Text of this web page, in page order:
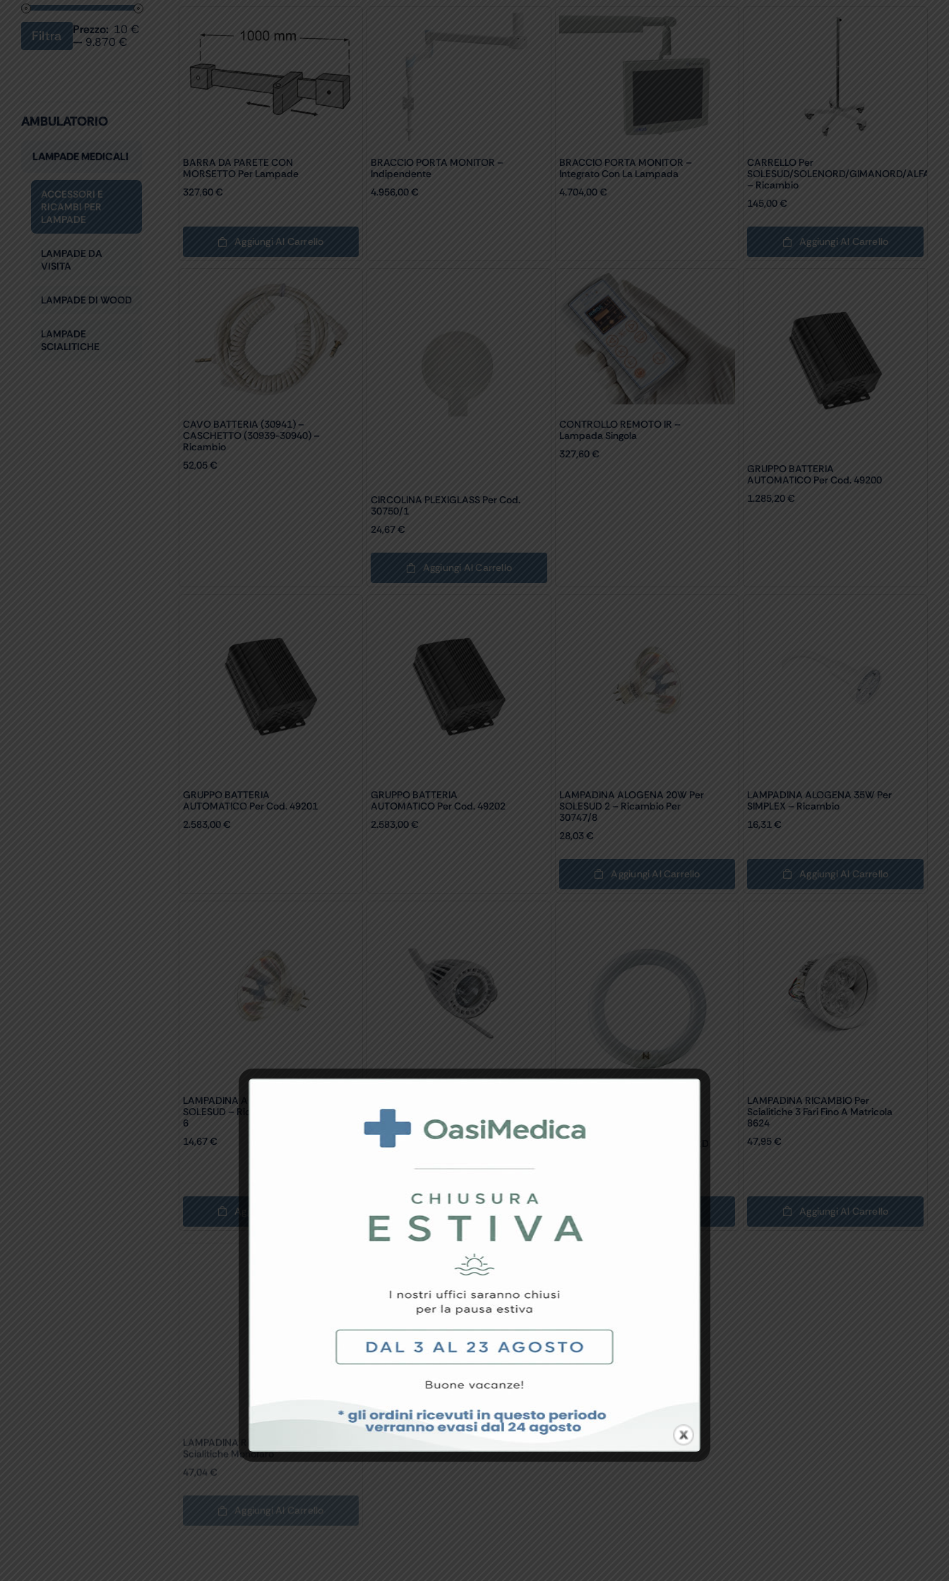
Prezzo
Min
Prezzo
Max
Filtra Prezzo: 10 €
— 9.870 €
AMBULATORIO
LAMPADE MEDICALI
ACCESSORI E
RICAMBI PER
LAMPADE
LAMPADE DA
VISITA
LAMPADE DI WOOD
LAMPADE
SCIALITICHE
BARRA DA PARETE CON
MORSETTO Per Lampade
327,60€
Aggiungi Al Carrello
BRACCIO PORTA MONITOR –
Indipendente
4.956,00€
BRACCIO PORTA MONITOR –
Integrato Con La Lampada
4.704,00 €
CARRELLO Per
SOLESUD/SOLENORD/GIMANORD/
– Ricambio
145,00€
Aggiungi Al Carrello
CAVO BATTERIA (30941) –
CASCHETTO (30939-30940) –
Ricambio
52,05€
CIRCOLINA PLEXIGLASS Per Cod.
30750/1
24,67€
Aggiungi Al Carrello
CONTROLLO REMOTO IR –
Lampada Singola
327,60 €
GRUPPO BATTERIA
AUTOMATICO Per Cod. 49200
1.285,20 €
GRUPPO BATTERIA
AUTOMATICO Per Cod. 49201
2.583,00€
GRUPPO BATTERIA
AUTOMATICO Per Cod. 49202
2.583,00€
LAMPADINA ALOGENA 20W Per
SOLESUD 2 – Ricambio Per
30747/8
28,03 €
Aggiungi Al Carrello
LAMPADINA ALOGENA 35W Per
SIMPLEX – Ricambio
16,31€
Aggiungi Al Carrello
LAMPADINA ALOGENA 50W Per
SOLESUD – Ricambio Per 30745-
6
14,67€
Aggiungi Al Carrello
LUXIFLEX
LAMPADINA FLUORESCENTE
22W Per SOLENORD/GIMANORD
LAMPADINA RICAMBIO Per
Scialitiche 3 Fari Fino A Matricola
8624
47,95€
Aggiungi Al Carrello
LAMPADINA RICAMBIO Per
Scialitiche Monofaro
47,04 €
Aggiungi Al Carrello
30E Light
56,39€
GIMALed
80,08